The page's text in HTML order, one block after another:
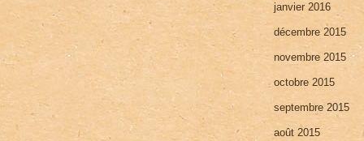
janvier 2016
décembre 2015
novembre 2015
octobre 2015
septembre 2015
août 2015